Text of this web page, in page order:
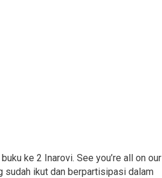
ke 2 Inarovi. See you’re all on our
sudah ikut dan berpartisipasi dalam